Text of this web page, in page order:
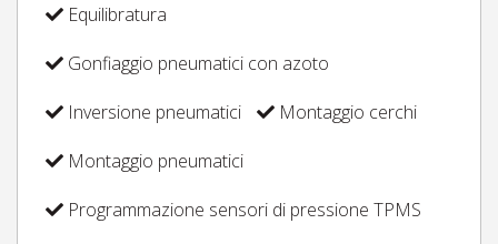
Equilibratura
Gonfiaggio pneumatici con azoto
Inversione pneumatici
Montaggio cerchi
Montaggio pneumatici
Programmazione sensori di pressione TPMS